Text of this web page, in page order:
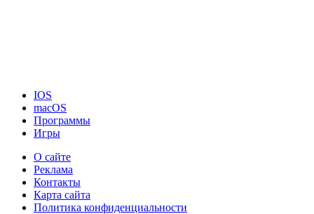
IOS
macOS
Программы
Игры
О сайте
Реклама
Контакты
Карта сайта
Политика конфиденциальности